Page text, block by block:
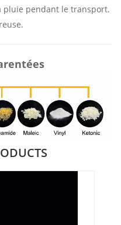
pendant le transport.